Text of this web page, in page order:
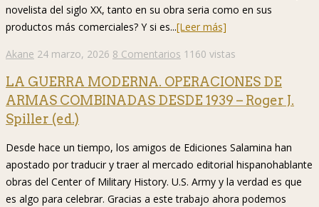
novelista del siglo XX, tanto en su obra seria como en sus
productos más comerciales? Y si es...[Leer más]
Akane 24 marzo, 2026 8 Comentarios 1160 vistas
LA GUERRA MODERNA. OPERACIONES DE
ARMAS COMBINADAS DESDE 1939 – Roger J.
Spiller (ed.)
Desde hace un tiempo, los amigos de Ediciones Salamina han
apostado por traducir y traer al mercado editorial hispanohablante
obras del Center of Military History. U.S. Army y la verdad es que
es algo para celebrar. Gracias a este trabajo ahora podemos